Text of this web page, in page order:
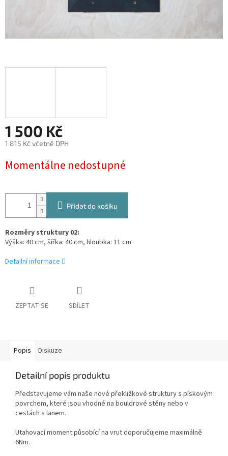
1 500 Kč
1 815 Kč včetně DPH
cena:
Momentálne nedostupné
Přidat do košíku
Rozměry struktury 02:
Výška: 40 cm, šířka: 40 cm, hloubka: 11 cm
Detailní informace
ZEPTAT SE SDÍLET
Popis Diskuze
Detailní popis produktu
Představujeme vám naše nové překližkové struktury s pískovým
povrchem, které jsou vhodné na bouldrové stěny nebo v
cestách s lanem.
Utahovací moment působící na vrut doporučujeme maximálně
6Nm.